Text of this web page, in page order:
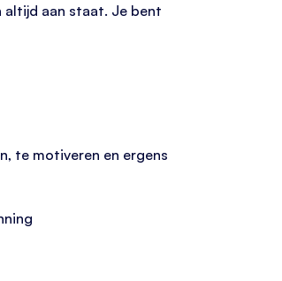
altijd aan staat. Je bent
te motiveren en ergens